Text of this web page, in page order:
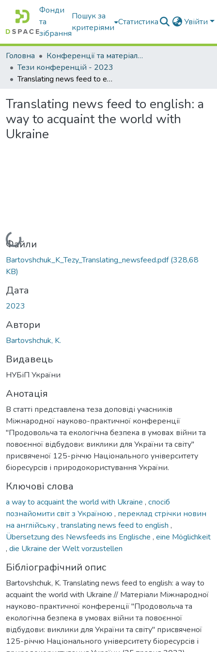
Фонди
та
зібрання
Пошук за
критеріями
Статистика Увійти
Головна
Конференції та матеріали конференцій
Тези конференцій - 2023
Translating news feed to english: a way to acquaint the world with Ukraine
Translating news feed to english: a
way to acquaint the world with
Ukraine
Вантажиться...
Файли
Bartovshchuk_K_Tezy_Translating_newsfeed.pdf(328,68
KB)
Дата
2023
Автори
Bartovshchuk, K.
Видавець
НУБіП України
Анотація
В статті представлена теза доповіді учасників
Міжнародної науково-практичної конференції
"Продовольча та екологічна безпека в умовах війни та
повоєнної відбудови: виклики для України та світу"
присвяченої 125-річчю Національного університету
біоресурсів і природокористування України.
Ключові слова
a way to acquaint the world with Ukraine , спосіб
познайомити світ з Україною , переклад стрічки новин
на англійську, translating news feed to english ,
Übersetzung des Newsfeeds ins Englische , eine Möglichkeit
, die Ukraine der Welt vorzustellen
Бібліографічний опис
Bartovshchuk, K. Translating news feed to english: a way to
acquaint the world with Ukraine // Матеріали Міжнародної
науково-практичної конференції "Продовольча та
екологічна безпека в умовах війни та повоєнної
відбудови: виклики для України та світу" присвяченої
125-річчю Національного університету біоресурсів і